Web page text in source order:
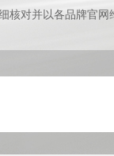
核对并以各品牌官网